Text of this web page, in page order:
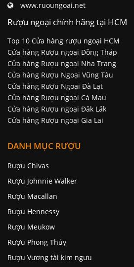
www.ruoungoai.net
Rượu ngoại chính hãng tại HCM
Top 10 Cửa hàng rượu ngoại HCM
Cửa hàng Rượu ngoại Đồng Tháp
Cửa hàng Rượu ngoại Nha Trang
Cửa hàng Rượu Ngoại Vũng Tàu
Cửa hàng Rượu Ngoại Đà Lạt
Cửa hàng Rượu ngoại Cà Mau
Cửa hàng Rượu ngoại Đăk Lăk
Cửa hàng Rượu ngoại Gia Lai
DANH MỤC RƯỢU
Rượu Chivas
Rượu Johnnie Walker
Rượu Macallan
Rượu Hennessy
Rượu Meukow
Rượu Phong Thủy
Rượu Vương tài kim ngưu